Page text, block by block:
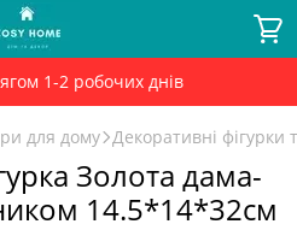
1-2 робочих днів
для дому Декоративні фігурки
Золота дама-
14.5*14*32см